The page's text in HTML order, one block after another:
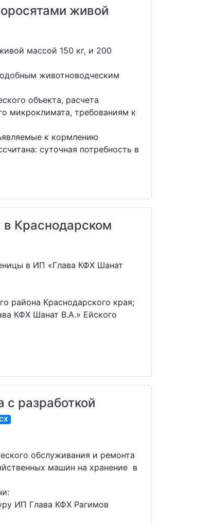
живой
массой 150 кг, и 200
животноводческим
объекта, расчета
микроклимата, требованиям к
к кормлению
суточная потребность в
Краснодарском
в ИП «Глава КФХ Шанат
района Краснодарского края;
КФХ Шанат В.А.» Ейского
с разработкой
обслуживания и ремонта
машин на хранение в
ИП Глава КФХ Рагимов